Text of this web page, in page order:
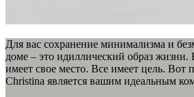
Для вас сохранение минимализма и
доме – это идиллический образ
имеет свое место. Все имеет цель. Вот
Christina является вашим идеальным